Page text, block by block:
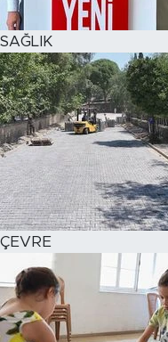
SAĞLIK
ÇEVRE